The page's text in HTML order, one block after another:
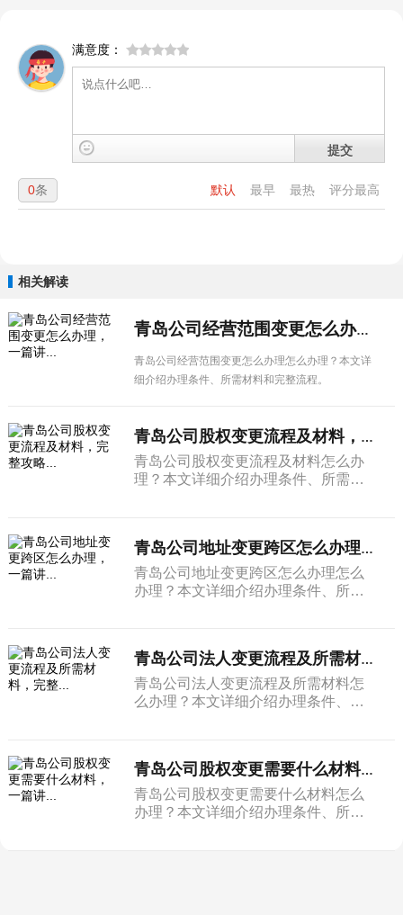
满意度：
提交
默认 最早 最热 评分最高
0条
相关解读
青岛公司经营范围变更怎么办理，一篇讲...
青岛公司经营范围变更怎么办理怎么办理？本文详
细介绍办理条件、所需材料和完整流程。
青岛公司股权变更流程及材料，完整攻略...
青岛公司股权变更流程及材料怎么办
理？本文详细介绍办理条件、所需材
青岛公司地址变更跨区怎么办理，一篇讲...
青岛公司地址变更跨区怎么办理怎么
办理？本文详细介绍办理条件、所需
青岛公司法人变更流程及所需材料，完整...
青岛公司法人变更流程及所需材料怎
么办理？本文详细介绍办理条件、所
青岛公司股权变更需要什么材料，一篇讲...
青岛公司股权变更需要什么材料怎么
办理？本文详细介绍办理条件、所需